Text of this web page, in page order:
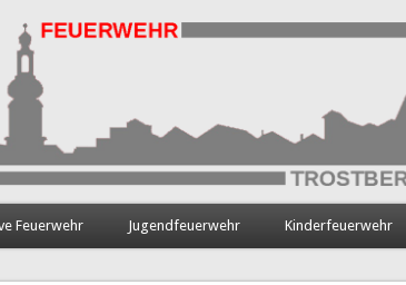
Feuerwehr Jugendfeuerwehr Kinderfeuerwehr